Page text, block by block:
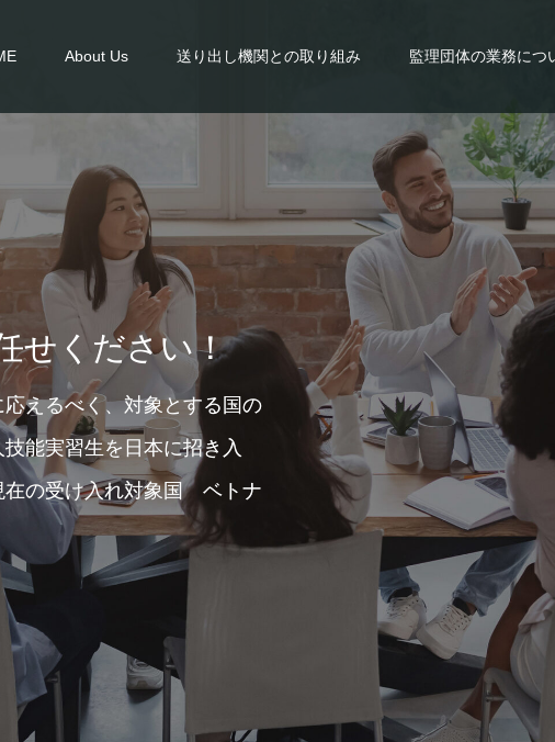
About Us 送り出し機関との取り組み 監理団体の業務につ
せください！
えるべく、対象とする国の
能実習生を日本に招き入
在の受け入れ対象国 ベトナ